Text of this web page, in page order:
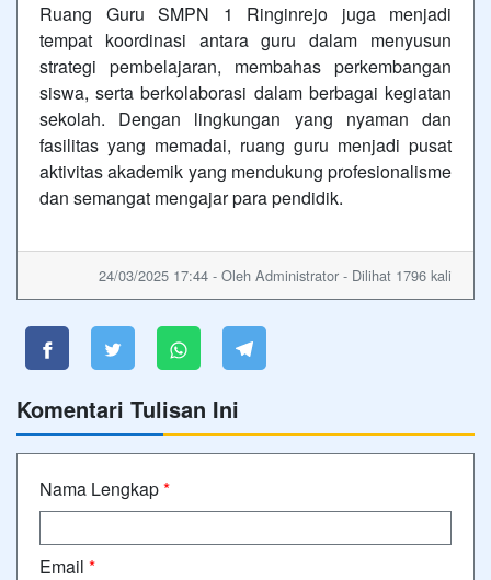
Ruang Guru SMPN 1 Ringinrejo juga menjadi
tempat koordinasi antara guru dalam menyusun
strategi pembelajaran, membahas perkembangan
siswa, serta berkolaborasi dalam berbagai kegiatan
sekolah. Dengan lingkungan yang nyaman dan
fasilitas yang memadai, ruang guru menjadi pusat
aktivitas akademik yang mendukung profesionalisme
dan semangat mengajar para pendidik.
24/03/2025 17:44 - Oleh Administrator - Dilihat 1796 kali
Komentari Tulisan Ini
Nama Lengkap*
Email *